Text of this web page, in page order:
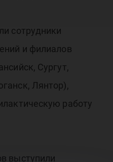
сотрудники
и филиалов
Сургут,
Лянтор),
работу
выступили